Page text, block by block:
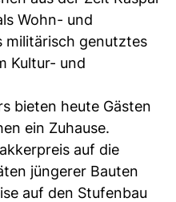
Wohn- und
militärisch genutztes
Kultur- und
bieten heute Gästen
ein Zuhause.
auf die
jüngerer Bauten
auf den Stufenbau